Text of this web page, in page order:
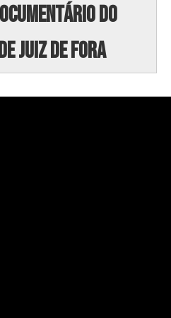
do
Juiz de Fora